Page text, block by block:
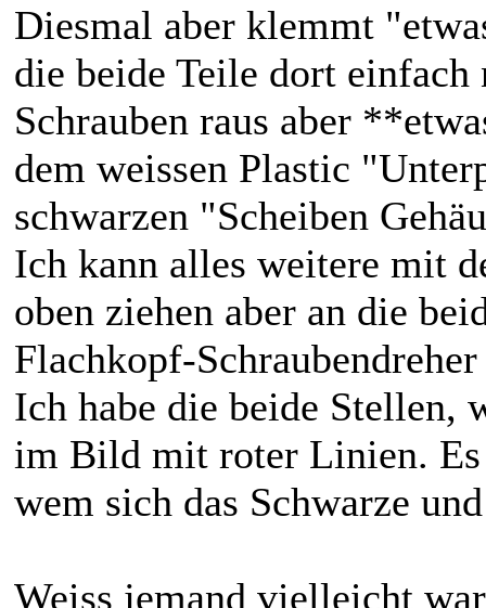
Diesmal aber klemmt
die beide Teile dort
Schrauben raus aber
dem weissen Plastic
schwarzen "Scheiben
Ich kann alles weitere mit
oben ziehen aber an die
Flachkopf-
Ich habe die beide Stellen,
im Bild mit roter Linien. Es
wem sich das Schwarze
Weiss jemand vielleicht